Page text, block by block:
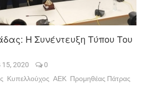
Η Συνέντευξη Τύπου Του
15, 2020
0
Κυπελλούχος ΑΕΚ Προμηθέας Πάτρας